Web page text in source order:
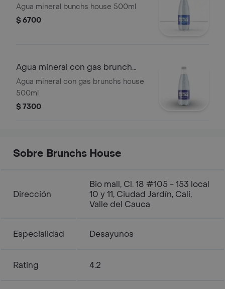
Agua mineral bunchs house 500ml
$ 6700
Agua mineral con gas brunch
house
Agua mineral con gas brunchs house
500ml
$ 7300
Sobre Brunchs House
Dirección
Bio mall, Cl. 18 #105 - 153 local
10 y 11, Ciudad Jardín, Cali,
Valle del Cauca
Especialidad Desayunos
Rating 4.2